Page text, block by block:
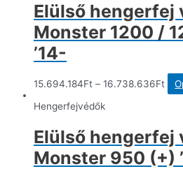
Elülső hengerfej
Monster 1200 /
’14-
15.694.184Ft – 16.738.636Ft
Hengerfejvédők
Elülső hengerfej
Monster 950 (+)